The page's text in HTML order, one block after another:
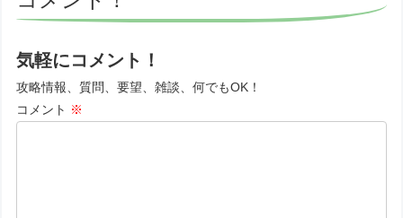
気軽にコメント！
攻略情報、質問、要望、雑談、何でもOK！
コメント ※